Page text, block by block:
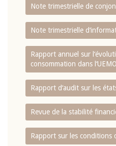
Note trimestrielle de
Note trimestrielle
Rapport annuel sur
consommation dans
Rapport d‘audit sur les
Revue de la stabilité
Rapport sur les conditions